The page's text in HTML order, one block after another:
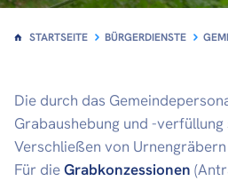
STARTSEITE BÜRGERDIENSTE
Die durch das
Grabaushebung und -
Verschließen von
Für dieGrabkonzessionen